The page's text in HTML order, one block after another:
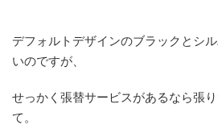
デフォルトデザインのブラックとシ
いのですが、
せっかく張替サービスがあるなら張
て。